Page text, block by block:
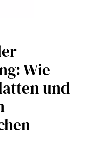
Wie
und